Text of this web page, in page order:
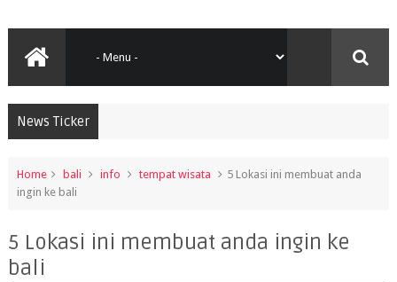
News Ticker
Home bali info tempat wisata
5 Lokasi ini membuat anda
ingin ke bali
5 Lokasi ini membuat anda ingin ke
bali